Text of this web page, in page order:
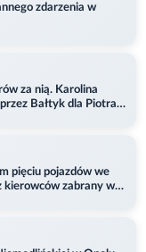
zdarzenia w
za nią. Karolina
Bałtyk dla Piotra.
pięciu pojazdów we
kierowców zabrany w